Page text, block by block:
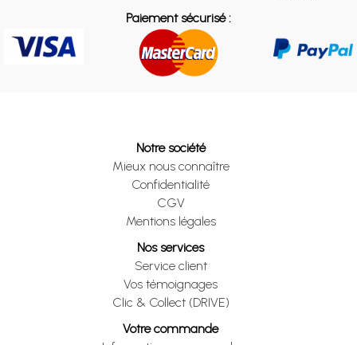
Paiement sécurisé :
Notre société
Mieux nous connaître
Confidentialité
CGV
Mentions légales
Nos services
Service client
Vos témoignages
Clic & Collect (DRIVE)
Votre commande